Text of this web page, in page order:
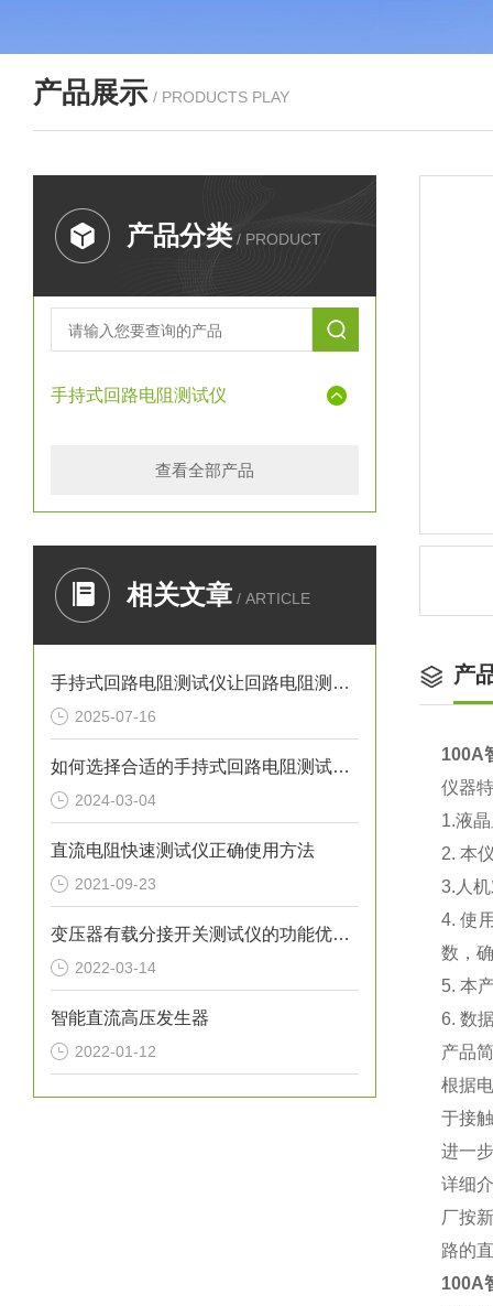
产品展示 / PRODUCTS PLAY
产品分类 / PRODUCT
手持式回路电阻测试仪
查看全部产品
相关文章 / ARTICLE
手持式回路电阻测试仪让回路电阻测量触手可及
2025-07-16
如何选择合适的手持式回路电阻测试仪？
2024-03-04
直流电阻快速测试仪正确使用方法
2021-09-23
变压器有载分接开关测试仪的功能优势及技术参数
2022-03-14
智能直流高压发生器
2022-01-12
产
100A
仪器
1.液
2. 本
3. 人
4.使
数，
5. 本
6. 数
产品
根据
于接
进一
详细
厂按
路的
100A